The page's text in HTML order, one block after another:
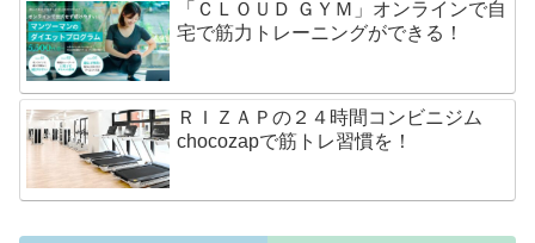
「ＣＬＯＵＤ ＧＹＭ」オンラインで自
宅で筋力トレーニングができる！
ＲＩＺＡＰの２４時間コンビニジム
chocozapで筋トレ習慣を！